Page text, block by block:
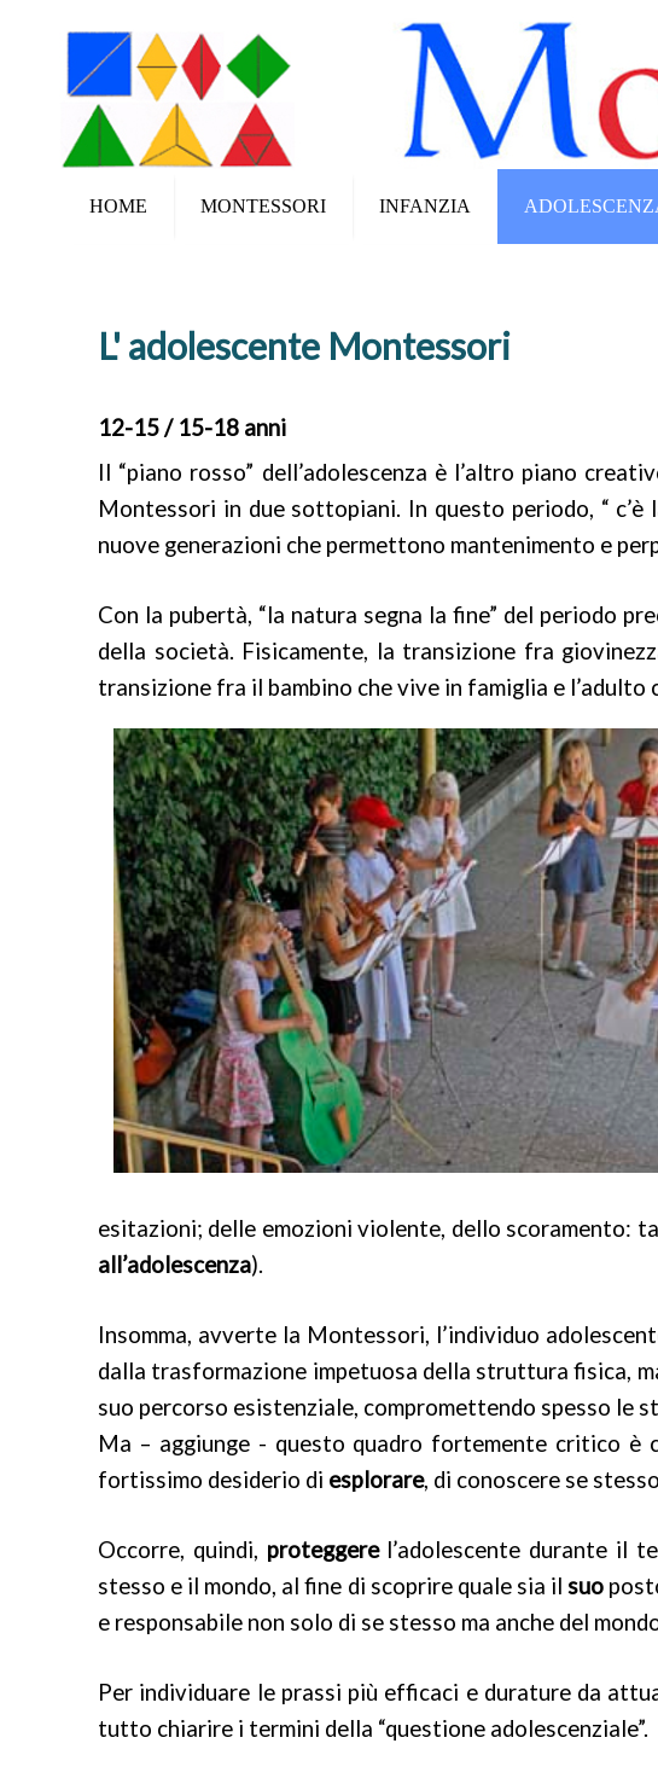
HOME MONTESSORI INFANZIA
L' adolescente Montessori
12-15 / 15-18 anni
Il “piano rosso” dell’adolescenza è l’altro piano
Montessori in due sottopiani. In questo periodo, “
nuove generazioni che permettono mantenimento e
Con la pubertà, “la natura segna la fine” del periodo
della società. Fisicamente, la transizione fra
transizione fra il bambino che vive in famiglia e l’adulto
esitazioni; delle emozioni violente, dello scoramento:
all’adolescenza).
Insomma, avverte la Montessori, l’individuo
dalla trasformazione impetuosa della struttura fisica,
suo percorso esistenziale, compromettendo spesso le
Ma – aggiunge - questo quadro fortemente critico è
fortissimo desiderio di esplorare, di conoscere se
Occorre, quindi, proteggerel’adolescente durante il
stesso e il mondo, al fine di scoprire quale sia ilsuo
e responsabile non solo di se stesso ma anche del
Per individuare le prassi più efficaci e durature da
tutto chiarire i termini della “questione adolescenziale”.